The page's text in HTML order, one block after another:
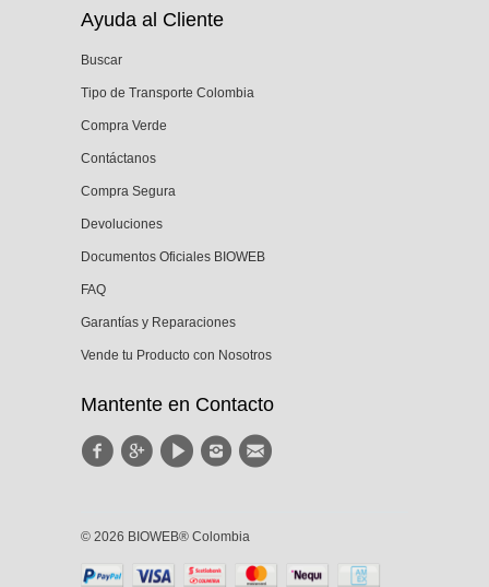
Ayuda al Cliente
Buscar
Tipo de Transporte Colombia
Compra Verde
Contáctanos
Compra Segura
Devoluciones
Documentos Oficiales BIOWEB
FAQ
Garantías y Reparaciones
Vende tu Producto con Nosotros
Mantente en Contacto
© 2026 BIOWEB® Colombia